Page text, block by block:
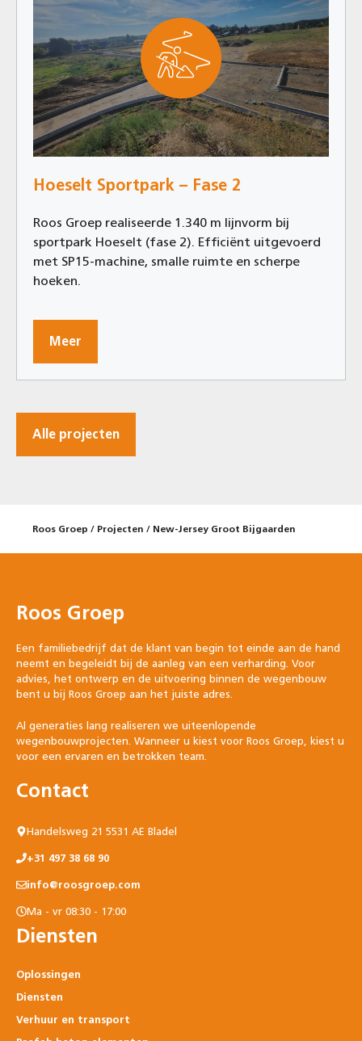
Hoeselt Sportpark – Fase 2
Roos Groep realiseerde 1.340 m lijnvorm bij
sportpark Hoeselt (fase 2). Efficiënt uitgevoerd
met SP15-machine, smalle ruimte en scherpe
hoeken.
Meer
Alle projecten
Roos Groep / Projecten / New-Jersey Groot Bijgaarden
Roos Groep
Een familiebedrijf dat de klant van begin tot einde aan de hand
neemt en begeleidt bij de aanleg van een verharding. Voor
advies, het ontwerp en de uitvoering binnen de wegenbouw
bent u bij Roos Groep aan het juiste adres.
Al generaties lang realiseren we uiteenlopende
wegenbouwprojecten. Wanneer u kiest voor Roos Groep, kiest u
voor een ervaren en betrokken team.
Contact
Handelsweg 21 5531 AE Bladel
+31 497 38 68 90
info@roosgroep.com
Ma - vr 08:30 - 17:00
Diensten
Oplossingen
Diensten
Verhuur en transport